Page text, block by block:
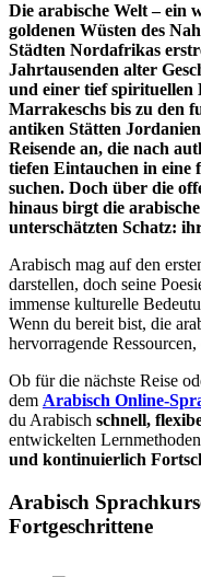
Die arabische Welt – ein
goldenen Wüsten des
Städten Nordafrikas
Jahrtausenden alter
und einer tief spirituellen
Marrakeschs bis zu den
antiken Stätten
Reisende an, die nach
tiefen Eintauchen in eine
suchen. Doch über die
hinaus birgt die
unterschätzten Schatz:
Arabisch mag auf den
darstellen, doch seine
immense kulturelle
Wenn du bereit bist, die
hervorragende
Ob für die nächste Reise
dem Arabisch Online-
du Arabisch schnell,
entwickelten
und kontinuierlich
Arabisch
Fortgeschrittene